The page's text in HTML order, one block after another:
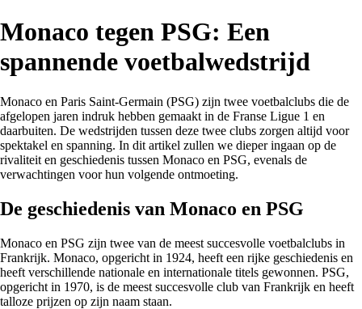
Monaco tegen PSG: Een
spannende voetbalwedstrijd
Monaco en Paris Saint-Germain (PSG) zijn twee voetbalclubs die de
afgelopen jaren indruk hebben gemaakt in de Franse Ligue 1 en
daarbuiten. De wedstrijden tussen deze twee clubs zorgen altijd voor
spektakel en spanning. In dit artikel zullen we dieper ingaan op de
rivaliteit en geschiedenis tussen Monaco en PSG, evenals de
verwachtingen voor hun volgende ontmoeting.
De geschiedenis van Monaco en PSG
Monaco en PSG zijn twee van de meest succesvolle voetbalclubs in
Frankrijk. Monaco, opgericht in 1924, heeft een rijke geschiedenis en
heeft verschillende nationale en internationale titels gewonnen. PSG,
opgericht in 1970, is de meest succesvolle club van Frankrijk en heeft
talloze prijzen op zijn naam staan.